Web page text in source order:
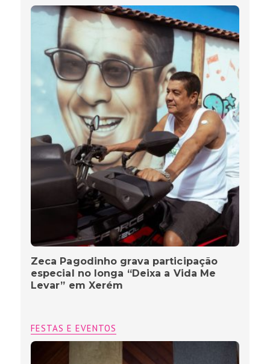
Zeca Pagodinho grava participação
especial no longa “Deixa a Vida Me
Levar” em Xerém
FESTAS E EVENTOS